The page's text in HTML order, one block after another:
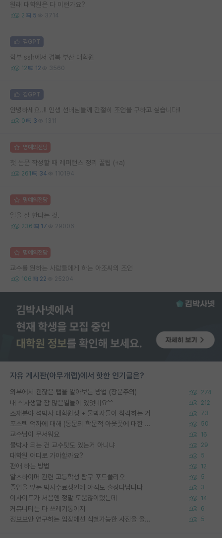
원래 대학원은 다 이런가요?
2 5 3714
김GPT
학부 ssh에서 경북 부산 대학원
12 12 3560
김GPT
안녕하세요..!! 인생 선배님들께 간절히 조언을 구하고 싶습니다!!
0 3 1311
명예의전당
첫 논문 작성할 때 레퍼런스 정리 꿀팁 (+a)
261 34 110194
명예의전당
일을 잘 한다는 것.
236 17 29006
명예의전당
교수를 원하는 사람들에게 하는 아조씨의 조언
106 22 25204
자유 게시판(아무개랩)에서 핫한 인기글은?
외부에서 괜찮은 랩을 알아보는 방법 (장문주의) 274
내 석사생활 참 많은일들이 있엇네요^^ 212
소재분야 석박사 대학원생 + 물박사들이 착각하는 거 73
포스텍 억까에 대해 (동문의 학문적 아웃풋에 대한 반박) 50
교수님이 무서워요 16
물박사 되는 건 교수탓도 있는거 아니냐 29
대학원 어디로 가야할까요? 5
편애 하는 방법 12
알츠하이머 관련 고등학생 탐구 포트폴리오 5
졸업을 앞둔 박사수료생인데 아직도 출장다닙니다 3
이사이트가 처음엔 정말 도움많이됐는데 14
커뮤니티는 다 쓰레기통이지 6
정보보안 연구하는 입장에선 식별가능한 사진을 올리는건 비추이긴함 5